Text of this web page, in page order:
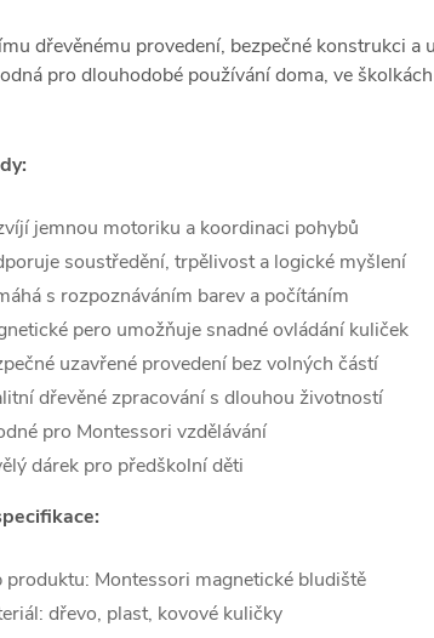
dřevěnému provedení, bezpečné konstrukci a
pro dlouhodobé používání doma, ve
jemnou motoriku a koordinaci pohybů
soustředění, trpělivost a logické myšlení
s rozpoznáváním barev a počítáním
pero umožňuje snadné ovládání kuliček
uzavřené provedení bez volných částí
dřevěné zpracování s dlouhou životností
pro Montessori vzdělávání
dárek pro předškolní děti
produktu: Montessori magnetické bludiště
dřevo, plast, kovové kuličky